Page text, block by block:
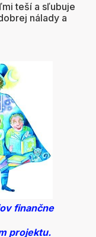
teší a sľubuje
nálady a
finančne
projektu.